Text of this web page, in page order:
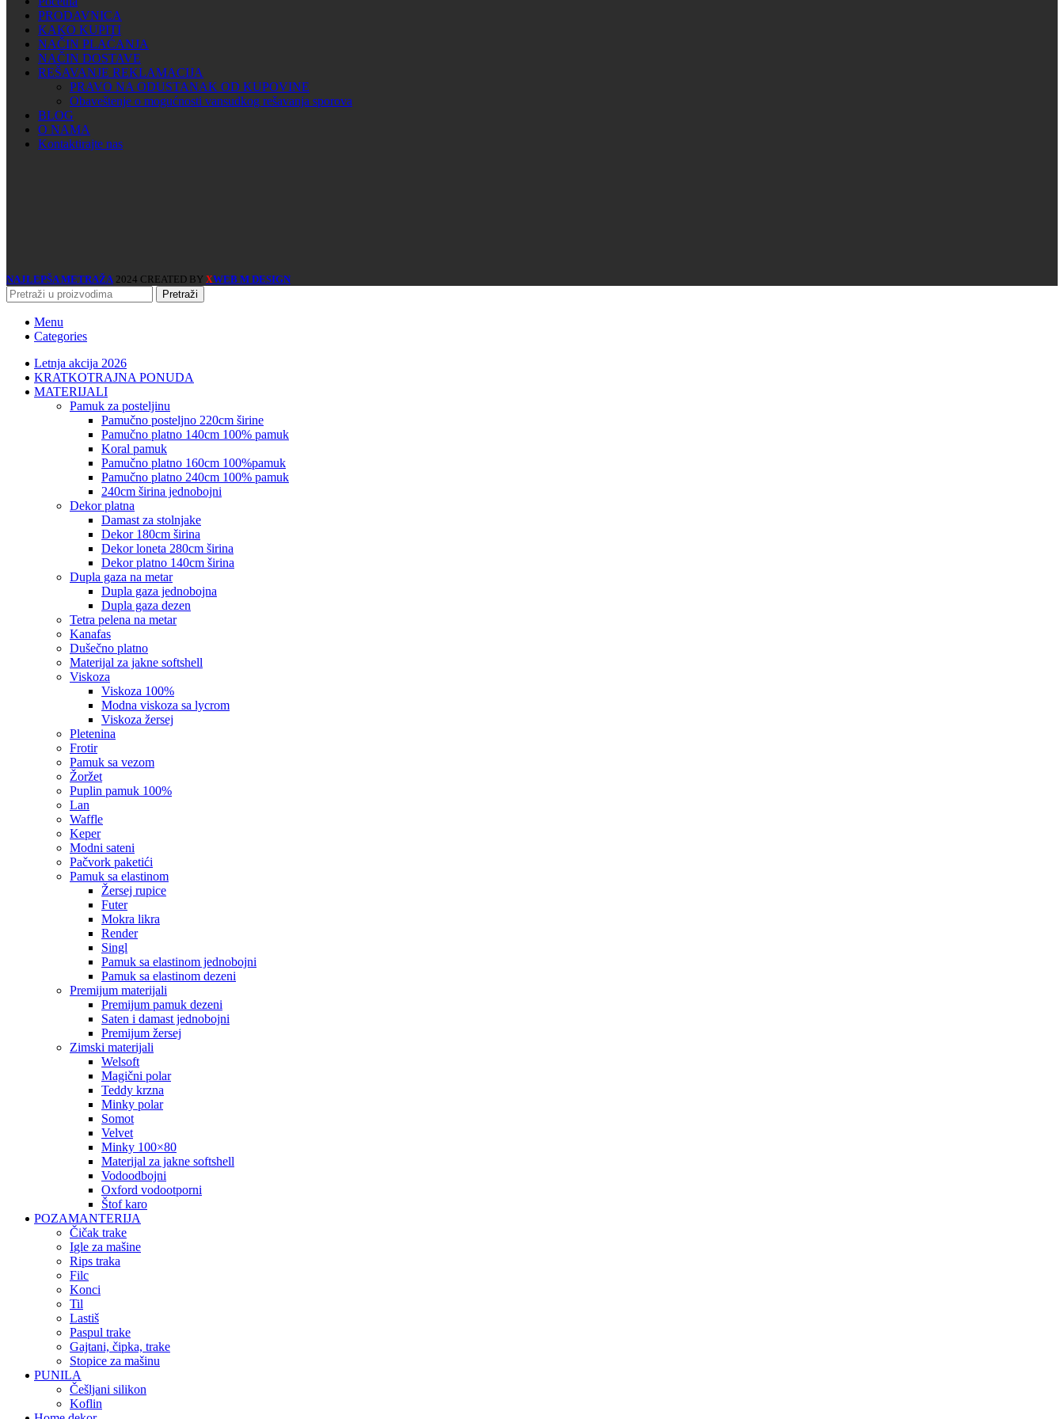
PRODAVNICA
KAKO KUPITI
NAČIN PLAĆANJA
NAČIN DOSTAVE
REŠAVANJE REKLAMACIJA
PRAVO NA ODUSTANAK OD KUPOVINE
Obaveštenje o mogućnosti vansudkog rešavanja sporova
BLOG
O NAMA
Kontaktirajte nas
NAJLEPŠA METRAŽA 2024 CREATED BY XWEB M DESIGN
Pretraži
Menu
Categories
Letnja akcija 2026
KRATKOTRAJNA PONUDA
MATERIJALI
pamuk za posteljinu
pamučno posteljno 220cm širine
pamučno platno 140cm 100% pamuk
koral pamuk
pamučno platno 160cm 100%pamuk
pamučno platno 240cm 100% pamuk
240cm širina jednobojni
dekor platna
damast za stolnjake
dekor 180cm širina
dekor loneta 280cm širina
dekor platno 140cm širina
dupla gaza na metar
dupla gaza jednobojna
dupla gaza dezen
tetra pelena na metar
kanafas
dušečno platno
materijal za jakne softshell
viskoza
viskoza 100%
modna viskoza sa lycrom
viskoza žersej
pletenina
frotir
pamuk sa vezom
žoržet
puplin pamuk 100%
lan
waffle
keper
modni sateni
pačvork paketići
pamuk sa elastinom
žersej rupice
futer
mokra likra
render
singl
pamuk sa elastinom jednobojni
pamuk sa elastinom dezeni
premijum materijali
premijum pamuk dezeni
saten i damast jednobojni
premijum žersej
zimski materijali
welsoft
magični polar
teddy krzna
minky polar
somot
velvet
minky 100×80
materijal za jakne softshell
vodoodbojni
oxford vodootporni
štof karo
POZAMANTERIJA
čičak trake
igle za mašine
rips traka
filc
konci
til
lastiš
paspul trake
gajtani, čipka, trake
stopice za mašinu
PUNILA
češljani silikon
koflin